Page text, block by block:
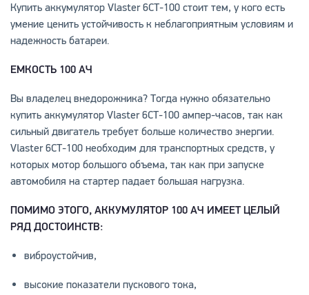
Купить аккумулятор Vlaster 6СТ-100 стоит тем, у кого есть
умение ценить устойчивость к неблагоприятным условиям и
надежность батареи.
ЕМКОСТЬ 100 АЧ
Вы владелец внедорожника? Тогда нужно обязательно
купить аккумулятор Vlaster 6СТ-100 ампер-часов, так как
сильный двигатель требует больше количество энергии.
Vlaster 6СТ-100 необходим для транспортных средств, у
которых мотор большого объема, так как при запуске
автомобиля на стартер падает большая нагрузка.
ПОМИМО ЭТОГО, АККУМУЛЯТОР 100 АЧ ИМЕЕТ ЦЕЛЫЙ
РЯД ДОСТОИНСТВ:
виброустойчив,
высокие показатели пускового тока,